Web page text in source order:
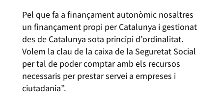
Pel que fa a finançament autonòmic nosaltres
un finançament propi per Catalunya i gestionat
des de Catalunya sota principi d’ordinalitat.
Volem la clau de la caixa de la Seguretat Social
per tal de poder comptar amb els recursos
necessaris per prestar servei a empreses i
ciutadania”.